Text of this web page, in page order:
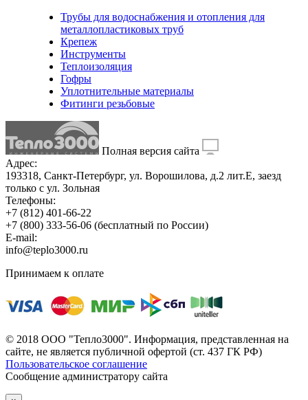
Трубы для водоснабжения и отопления для
металлопластиковых труб
Крепеж
Инструменты
Теплоизоляция
Гофры
Уплотнительные материалы
Фитинги резьбовые
Полная версия сайта
Адрес:
193318, Санкт-Петербург, ул. Ворошилова, д.2 лит.Е, заезд
только с ул. Зольная
Телефоны:
+7 (812) 401-66-22
+7 (800) 333-56-06 (бесплатный по России)
E-mail:
info@teplo3000.ru
Принимаем к оплате
© 2018 ООО "Тепло3000". Информация, представленная на
сайте, не является публичной офертой (ст. 437 ГК РФ)
Пользовательское соглашение
Сообщение администратору сайта